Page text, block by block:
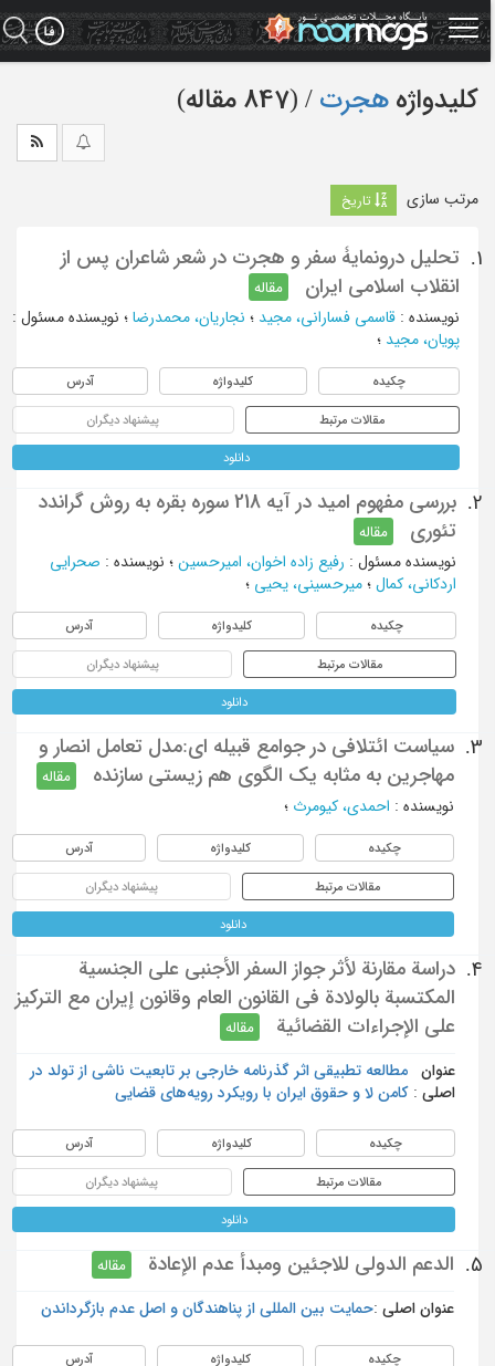
کلیدواژه هجرت ‏/ (847 مقاله)
مرتب سازی تاریخ
1.
تحلیل درونمایۀ سفر و هجرت در شعر شاعران پس از
انقلاب اسلامی ایران
مقاله
نویسنده: قاسمی فسارانی، مجید؛ نجاریان، محمدرضا؛ نویسنده مسئول :
پویان، مجید؛
چکیده کلیدواژه آدرس
مقالات مرتبط پیشنهاد دیگران
دانلود
2.
بررسی مفهوم امید در آیه 218 سوره بقره به روش گراندد
تئوری
مقاله
نویسنده مسئول : رفیع زاده اخوان، امیرحسین؛ نویسنده: صحرایی
اردکانی، کمال ؛ میرحسینی، یحیی ؛
چکیده کلیدواژه آدرس
مقالات مرتبط پیشنهاد دیگران
دانلود
3.
سیاست ائتلافی در جوامع قبیله ای:مدل تعامل انصار و
مهاجرین به مثابه یک الگوی هم زیستی سازنده
مقاله
نویسنده: احمدی، کیومرث؛
چکیده کلیدواژه آدرس
مقالات مرتبط پیشنهاد دیگران
دانلود
4.
دراسة مقارنة لأثر جواز السفر الأجنبي على الجنسية
المكتسبة بالولادة في القانون العام وقانون إيران مع التركيز
على الإجراءات القضائية
مقاله
عنوان
اصلی :
مطالعه تطبیقی اثر گذرنامه خارجی بر تابعیت ناشی از تولد در
کامن لا و حقوق ایران با رویکرد رویه‌های قضایی
چکیده کلیدواژه آدرس
مقالات مرتبط پیشنهاد دیگران
دانلود
5. الدعم الدولي للاجئين ومبدأ عدم الإعادة مقاله
عنوان اصلی : حمایت بین المللی از پناهندگان و اصل عدم بازگرداندن
چکیده کلیدواژه آدرس